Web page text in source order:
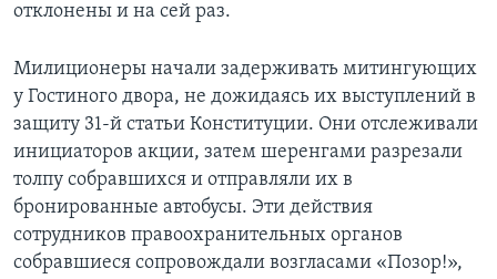
отклонены и на сей раз.
Милиционеры начали задерживать митингующих
у Гостиного двора, не дожидаясь их выступлений в
защиту 31-й статьи Конституции. Они отслеживали
инициаторов акции, затем шеренгами разрезали
толпу собравшихся и отправляли их в
бронированные автобусы. Эти действия
сотрудников правоохранительных органов
собравшиеся сопровождали возгласами «Позор!»,